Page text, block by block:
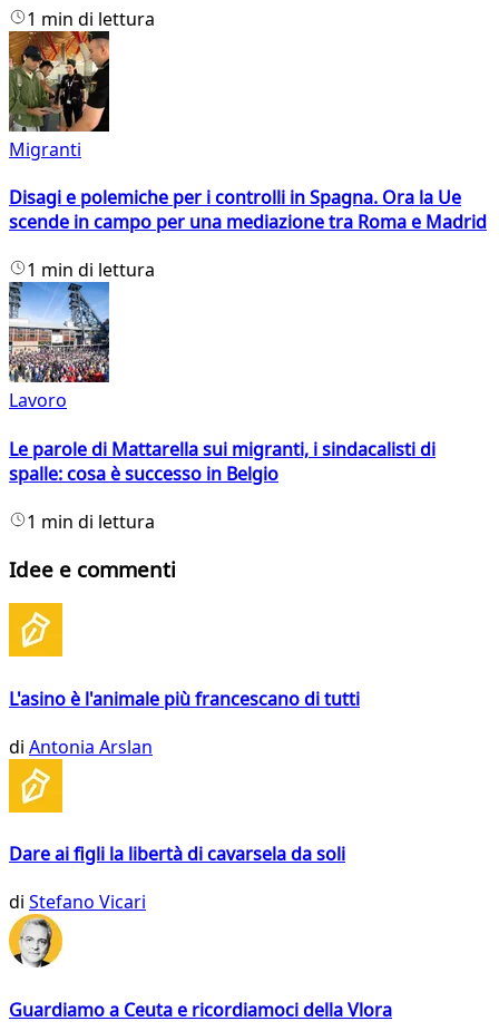
1 min di lettura
Migranti
Disagi e polemiche per i controlli in Spagna. Ora la Ue
scende in campo per una mediazione tra Roma e Madrid
1 min di lettura
Lavoro
Le parole di Mattarella sui migranti, i sindacalisti di
spalle: cosa è successo in Belgio
1 min di lettura
Idee e commenti
L'asino è l'animale più francescano di tutti
di Antonia Arslan
Dare ai figli la libertà di cavarsela da soli
di Stefano Vicari
Guardiamo a Ceuta e ricordiamoci della Vlora